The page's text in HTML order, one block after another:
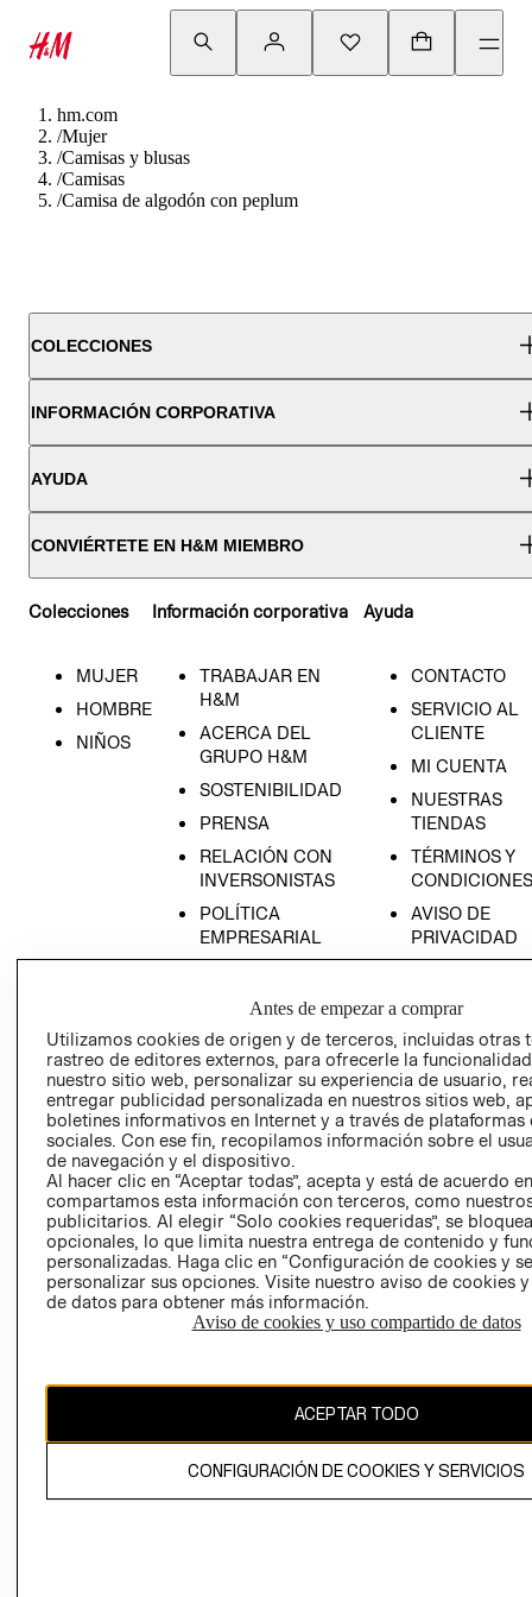
hm.com
/Mujer
/Camisas y blusas
/Camisas
/Camisa de algodón con peplum
COLECCIONES
INFORMACIÓN CORPORATIVA
AYUDA
CONVIÉRTETE EN H&M MIEMBRO
Colecciones
MUJER
HOMBRE
NIÑOS
Información corporativa
TRABAJAR EN
H&M
ACERCA DEL
GRUPO H&M
SOSTENIBILIDAD
PRENSA
RELACIÓN CON
INVERSONISTAS
POLÍTICA
EMPRESARIAL
Ayuda
CONTACTO
SERVICIO AL
CLIENTE
MI CUENTA
NUESTRAS
TIENDAS
TÉRMINOS Y
CONDICIONES
AVISO DE
PRIVACIDAD
AVISO DE
LIBRO DE
Ecuador ($)
CAMBIAR REGIÓN
propiedad de H&M Hennes & Mauritz AB.
Antes de empezar a comprar
Utilizamos cookies de origen y de terceros, incluidas otras
rastreo de editores externos, para ofrecerle la
nuestro sitio web, personalizar su experiencia de usuario,
entregar publicidad personalizada en nuestros sitios web,
boletines informativos en Internet y a través de plataformas
sociales. Con ese fin, recopilamos información sobre el
de navegación y el dispositivo.
Al hacer clic en “Aceptar todas”, acepta y está de acuerdo
compartamos esta información con terceros, como
publicitarios. Al elegir “Solo cookies requeridas”, se
opcionales, lo que limita nuestra entrega de contenido y
personalizadas. Haga clic en “Configuración de cookies y
personalizar sus opciones. Visite nuestro aviso de cookies
de datos para obtener más información.
Aviso de cookies y uso compartido de datos
ACEPTAR TODO
CONFIGURACIÓN DE COOKIES Y SERVICIOS